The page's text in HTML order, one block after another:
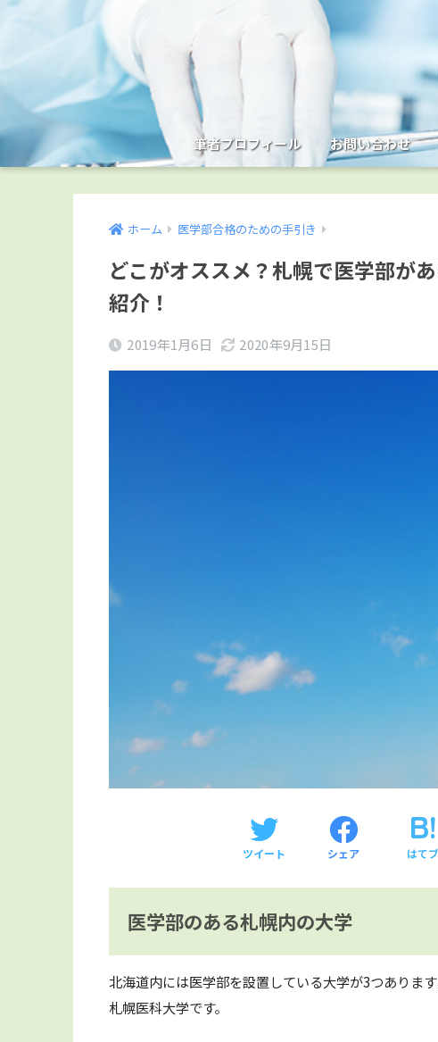
筆者プロフィール お問い合わせ
ホーム 医学部合格のための手引き
どこがオススメ？札幌で医学部が
紹介！
2019年1月6日 2020年9月15日
ツイート シェア はてブ
医学部のある札幌内の大学
北海道内には医学部を設置している大学が3つありま
札幌医科大学です。